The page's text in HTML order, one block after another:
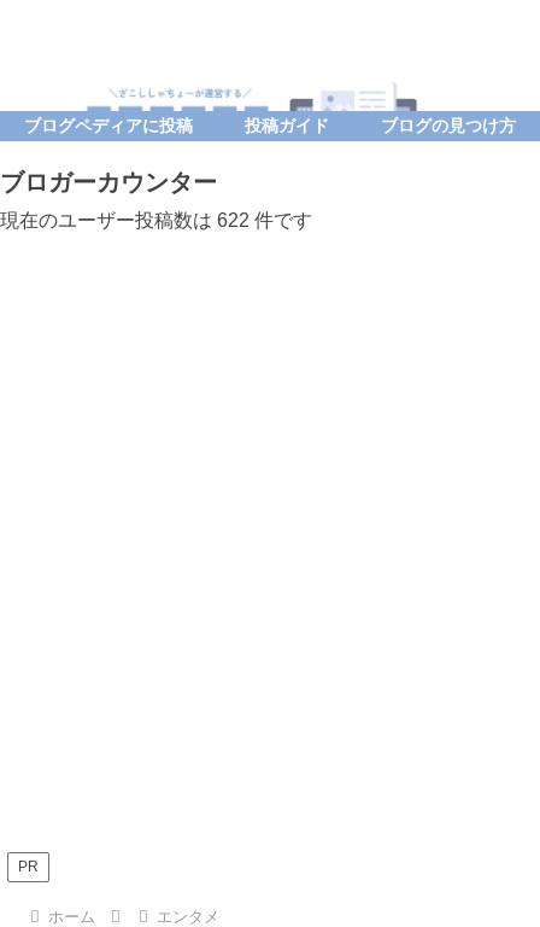
ブログペディアに投稿 投稿ガイド ブログの見つけ方
ブロガーカウンター
現在のユーザー投稿数は 622 件です
PR
ホーム エンタメ